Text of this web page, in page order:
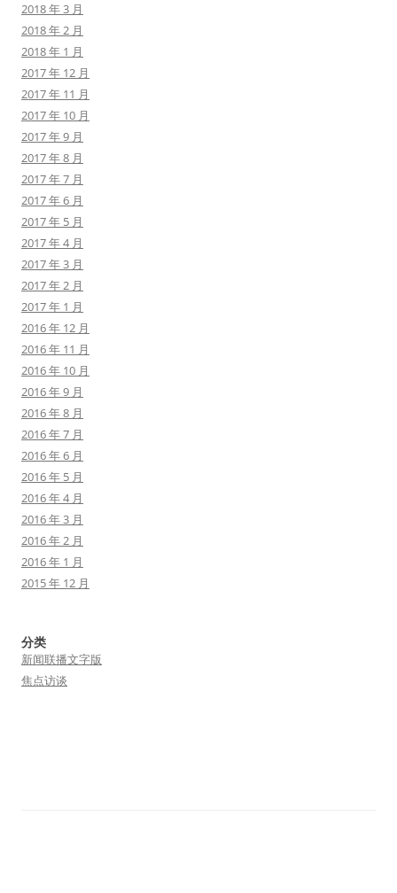
2018 年 3 月
2018 年 2 月
2018 年 1 月
2017 年 12 月
2017 年 11 月
2017 年 10 月
2017 年 9 月
2017 年 8 月
2017 年 7 月
2017 年 6 月
2017 年 5 月
2017 年 4 月
2017 年 3 月
2017 年 2 月
2017 年 1 月
2016 年 12 月
2016 年 11 月
2016 年 10 月
2016 年 9 月
2016 年 8 月
2016 年 7 月
2016 年 6 月
2016 年 5 月
2016 年 4 月
2016 年 3 月
2016 年 2 月
2016 年 1 月
2015 年 12 月
分类
新闻联播文字版
焦点访谈